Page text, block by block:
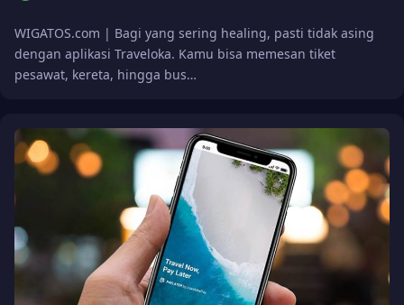
WIGATOS.com | Bagi yang sering healing, pasti tidak asing
dengan aplikasi Traveloka. Kamu bisa memesan tiket
pesawat, kereta, hingga bus…